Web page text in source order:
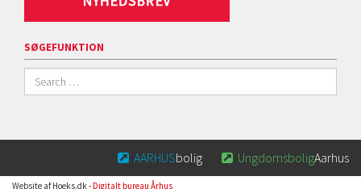
SØGEFUNKTION
 UngdomsboligAarhus
 AARHUSbolig
Website af Hoeks.dk - Digitalt bureau Århus